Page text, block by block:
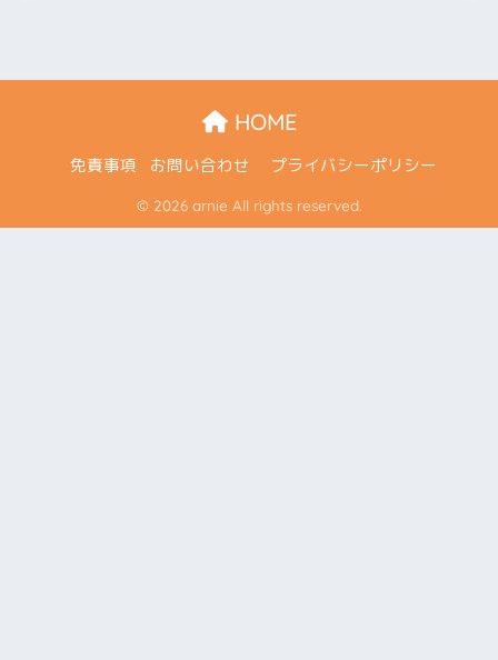
HOME
免責事項 お問い合わせ プライバシーポリシー
© 2026 arnie All rights reserved.